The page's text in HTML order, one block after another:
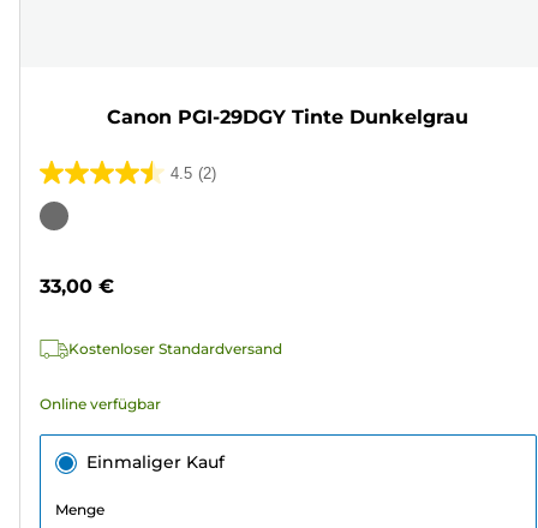
Canon PGI-29DGY Tinte Dunkelgrau
4.5 (2)
4.5
von
2
Farbpatrone
33,00 €
Kostenloser Standardversand
Online verfügbar
Einmaliger Kauf
Menge